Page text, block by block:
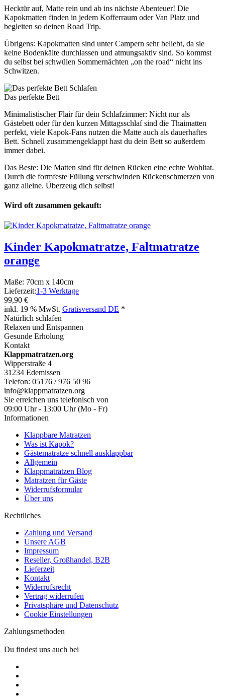
Hecktür auf, Matte rein und ab ins nächste Abenteuer! Die
Kapokmatten finden in jedem Kofferraum oder Van Platz und
begleiten so deinen Road Trip.
Übrigens: Kapokmatten sind unter Campern sehr beliebt, da sie
keine Bodenkälte durchlassen und atmungsaktiv sind. So kommst
du selbst bei schwülen Sommernächten „on the road“ nicht ins
Schwitzen.
Schlafen
Das perfekte Bett
Minimalistischer Flair für dein Schlafzimmer: Nicht nur als
Gästebett oder für den kurzen Mittagsschlaf sind die Thaimatten
perfekt, viele Kapok-Fans nutzen die Matte auch als dauerhaftes
Bett. Schnell zusammengeklappt hast du dein Bett so außerdem
immer dabei.
Das Beste: Die Matten sind für deinen Rücken eine echte Wohltat.
Durch die formfeste Füllung verschwinden Rückenschmerzen von
ganz alleine. Überzeug dich selbst!
Wird oft zusammen gekauft:
Kinder Kapokmatratze, Faltmatratze
orange
Maße: 70cm x 140cm
Lieferzeit:1-3 Werktage
99,90 €
inkl. 19 % MwSt. Gratisversand DE *
Natürlich schlafen
Relaxen und Entspannen
Gesunde Erholung
Kontakt
Klappmatratzen.org
Wipperstraße 4
31234 Edemissen
Telefon: 05176 / 976 50 96
info@klappmatratzen.org
Sie erreichen uns telefonisch von
09:00 Uhr - 13:00 Uhr (Mo - Fr)
Informationen
Klappbare Matratzen
Was ist Kapok?
Gästematratze schnell ausklappbar
Allgemein
Klappmatratzen Blog
Matratzen für Gäste
Widerrufsformular
Über uns
Rechtliches
Zahlung und Versand
Unsere AGB
Impressum
Reseller, Großhandel, B2B
Lieferzeit
Kontakt
Widerrufsrecht
Vertrag widerrufen
Privatsphäre und Datenschutz
Cookie Einstellungen
Zahlungsmethoden
Du findest uns auch bei